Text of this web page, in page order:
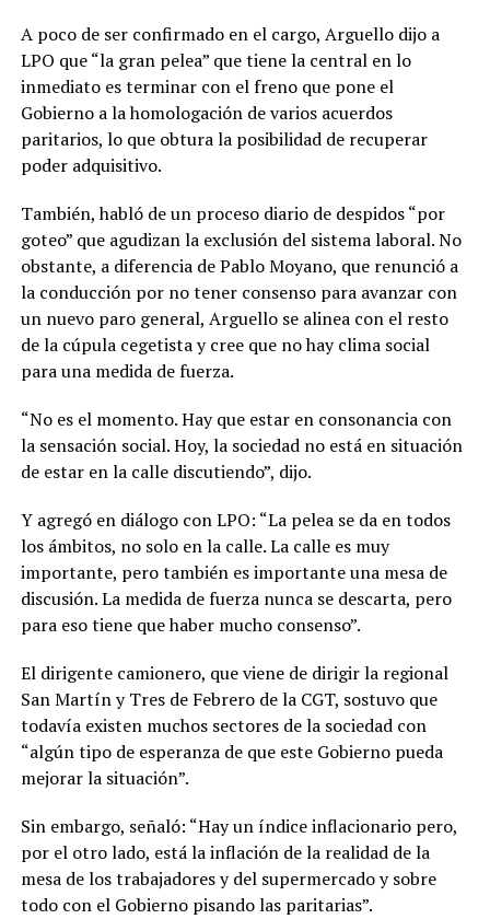
A poco de ser confirmado en el cargo, Arguello dijo a
LPO que “la gran pelea” que tiene la central en lo
inmediato es terminar con el freno que pone el
Gobierno a la homologación de varios acuerdos
paritarios, lo que obtura la posibilidad de recuperar
poder adquisitivo.
También, habló de un proceso diario de despidos “por
goteo” que agudizan la exclusión del sistema laboral. No
obstante, a diferencia de Pablo Moyano, que renunció a
la conducción por no tener consenso para avanzar con
un nuevo paro general, Arguello se alinea con el resto
de la cúpula cegetista y cree que no hay clima social
para una medida de fuerza.
“No es el momento. Hay que estar en consonancia con
la sensación social. Hoy, la sociedad no está en situación
de estar en la calle discutiendo”, dijo.
Y agregó en diálogo con LPO: “La pelea se da en todos
los ámbitos, no solo en la calle. La calle es muy
importante, pero también es importante una mesa de
discusión. La medida de fuerza nunca se descarta, pero
para eso tiene que haber mucho consenso”.
El dirigente camionero, que viene de dirigir la regional
San Martín y Tres de Febrero de la CGT, sostuvo que
todavía existen muchos sectores de la sociedad con
“algún tipo de esperanza de que este Gobierno pueda
mejorar la situación”.
Sin embargo, señaló: “Hay un índice inflacionario pero,
por el otro lado, está la inflación de la realidad de la
mesa de los trabajadores y del supermercado y sobre
todo con el Gobierno pisando las paritarias”.